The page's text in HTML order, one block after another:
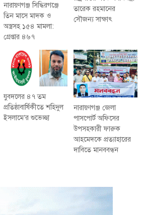
নারায়ণগঞ্জ সিদ্ধিরগঞ্জে
তিন মাসে মাদক ও
অস্ত্রসহ ১৫৪ মামলা:
গ্রেপ্তার ৪৬৭
তারেক রহমানের
সৌজন্য সাক্ষাৎ
যুবদলের ৪৭ তম
প্রতিষ্ঠাবার্ষিকীতে শহিদুল
ইসলামে‘র শুভেচ্ছা
নারায়ণগঞ্জ জেলা
পাসপোর্ট অফিসের
উপসহকারী ফারুক
আহমেদকে প্রত্যাহারের
দাবিতে মানববন্ধন